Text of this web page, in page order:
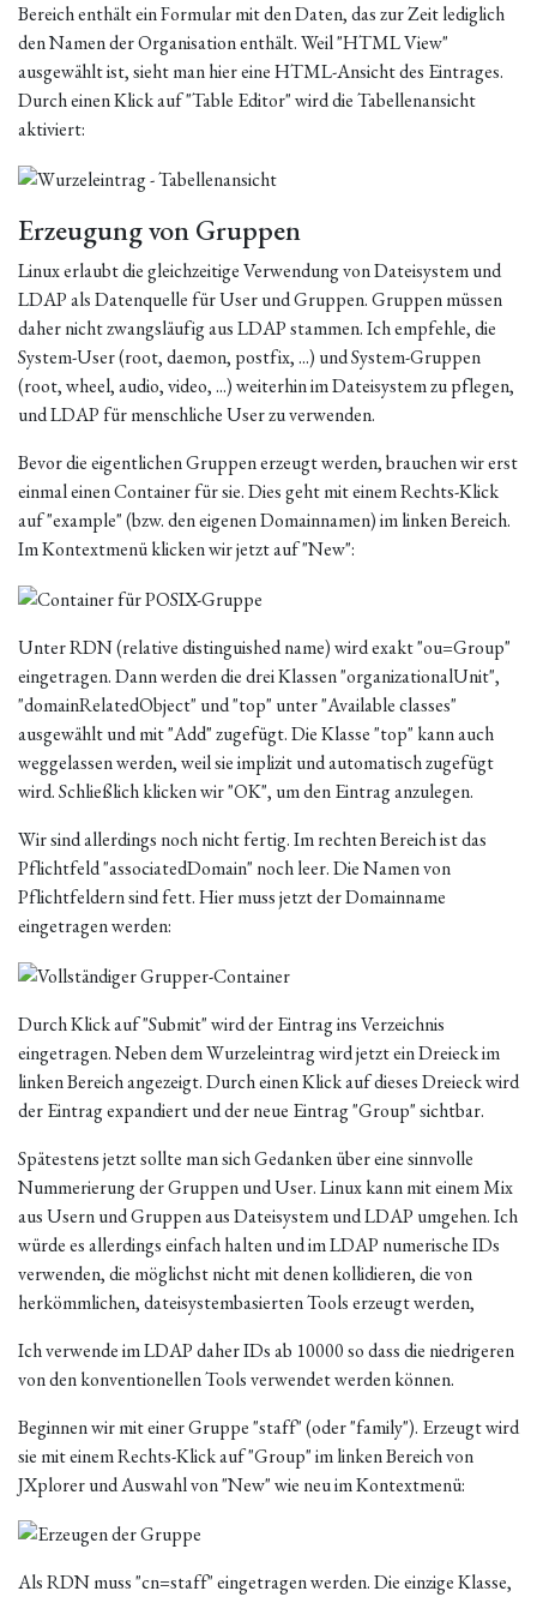
Bereich enthält ein Formular mit den Daten, das zur Zeit lediglich
den Namen der Organisation enthält. Weil "HTML View"
ausgewählt ist, sieht man hier eine HTML-Ansicht des Eintrages.
Durch einen Klick auf "Table Editor" wird die Tabellenansicht
aktiviert:
Erzeugung von Gruppen
Linux erlaubt die gleichzeitige Verwendung von Dateisystem und
LDAP als Datenquelle für User und Gruppen. Gruppen müssen
daher nicht zwangsläufig aus LDAP stammen. Ich empfehle, die
System-User (root, daemon, postfix, ...) und System-Gruppen
(root, wheel, audio, video, ...) weiterhin im Dateisystem zu pflegen,
und LDAP für menschliche User zu verwenden.
Bevor die eigentlichen Gruppen erzeugt werden, brauchen wir erst
einmal einen Container für sie. Dies geht mit einem Rechts-Klick
auf "example" (bzw. den eigenen Domainnamen) im linken Bereich.
Im Kontextmenü klicken wir jetzt auf "New":
Unter RDN (relative distinguished name) wird exakt "ou=Group"
eingetragen. Dann werden die drei Klassen "organizationalUnit",
"domainRelatedObject" und "top" unter "Available classes"
ausgewählt und mit "Add" zugefügt. Die Klasse "top" kann auch
weggelassen werden, weil sie implizit und automatisch zugefügt
wird. Schließlich klicken wir "OK", um den Eintrag anzulegen.
Wir sind allerdings noch nicht fertig. Im rechten Bereich ist das
Pflichtfeld "associatedDomain" noch leer. Die Namen von
Pflichtfeldern sind fett. Hier muss jetzt der Domainname
eingetragen werden:
Durch Klick auf "Submit" wird der Eintrag ins Verzeichnis
eingetragen. Neben dem Wurzeleintrag wird jetzt ein Dreieck im
linken Bereich angezeigt. Durch einen Klick auf dieses Dreieck wird
der Eintrag expandiert und der neue Eintrag "Group" sichtbar.
Spätestens jetzt sollte man sich Gedanken über eine sinnvolle
Nummerierung der Gruppen und User. Linux kann mit einem Mix
aus Usern und Gruppen aus Dateisystem und LDAP umgehen. Ich
würde es allerdings einfach halten und im LDAP numerische IDs
verwenden, die möglichst nicht mit denen kollidieren, die von
herkömmlichen, dateisystembasierten Tools erzeugt werden,
Ich verwende im LDAP daher IDs ab 10000 so dass die niedrigeren
von den konventionellen Tools verwendet werden können.
Beginnen wir mit einer Gruppe "staff" (oder "family"). Erzeugt wird
sie mit einem Rechts-Klick auf "Group" im linken Bereich von
JXplorer und Auswahl von "New" wie neu im Kontextmenü:
Als RDN muss "cn=staff" eingetragen werden. Die einzige Klasse,